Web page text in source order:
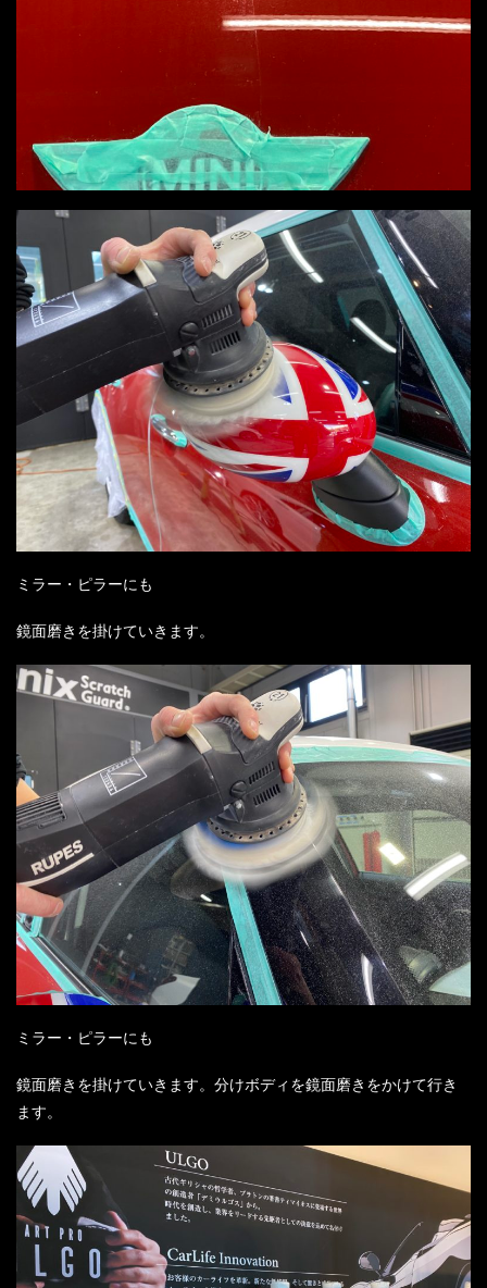
ミラー・ピラーにも
鏡面磨きを掛けていきます。
ミラー・ピラーにも
鏡面磨きを掛けていきます。分けボディを鏡面磨きをかけて行き
ます。